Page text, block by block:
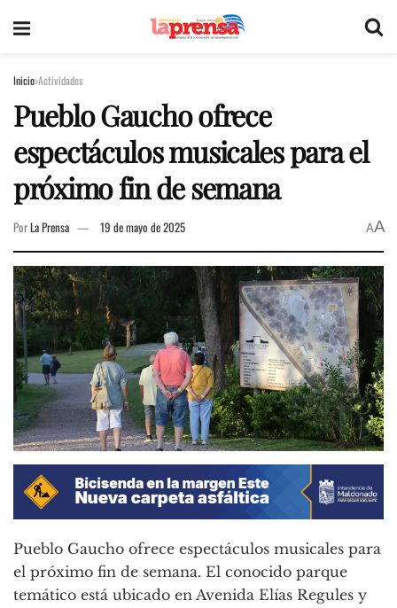
Inicio Actividades
Pueblo Gaucho ofrece
espectáculos musicales para el
próximo fin de semana
PorLa Prensa 19 de mayo de 2025 AA
Pueblo Gaucho ofrece espectáculos musicales para
el próximo fin de semana. El conocido parque
temático está ubicado en Avenida Elías Regules y